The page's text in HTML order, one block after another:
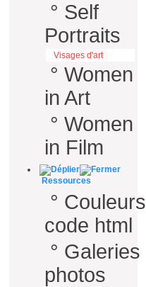
° Self
Portraits
Visages d'art
° Women
in Art
° Women
in Film
Ressources
° Couleurs
code html
° Galeries
photos